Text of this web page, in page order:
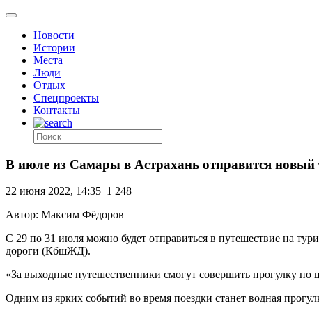
Новости
Истории
Места
Люди
Отдых
Спецпроекты
Контакты
В июле из Самары в Астрахань отправится новый
22 июня 2022, 14:35 1 248
Автор: Максим Фёдоров
С 29 по 31 июля можно будет отправиться в путешествие на
дороги (КбшЖД).
«За выходные путешественники смогут совершить прогулку
Одним из ярких событий во время поездки станет водная